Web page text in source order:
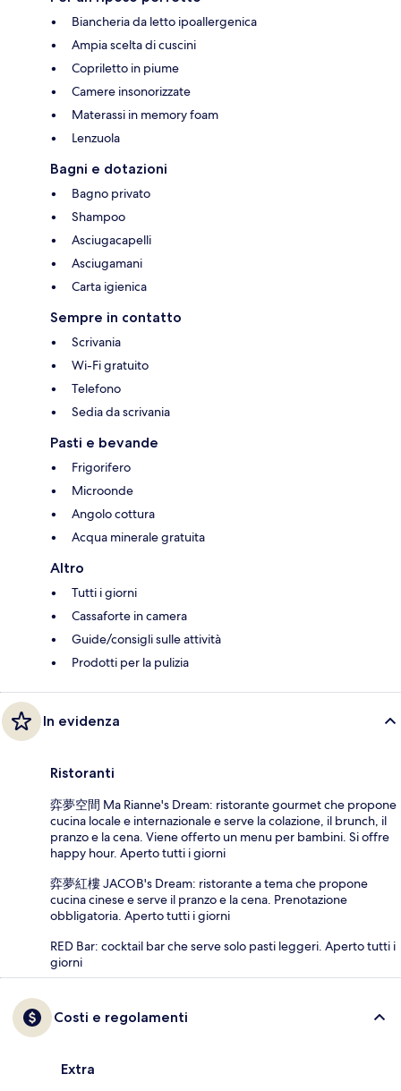
Biancheria da letto ipoallergenica
Ampia scelta di cuscini
Copriletto in piume
Camere insonorizzate
Materassi in memory foam
Lenzuola
Bagni e dotazioni
Bagno privato
Shampoo
Asciugacapelli
Asciugamani
Carta igienica
Sempre in contatto
Scrivania
Wi-Fi gratuito
Telefono
Sedia da scrivania
Pasti e bevande
Frigorifero
Microonde
Angolo cottura
Acqua minerale gratuita
Altro
Tutti i giorni
Cassaforte in camera
Guide/consigli sulle attività
Prodotti per la pulizia
In evidenza
Ristoranti
弈夢空間 Ma Rianne's Dream: ristorante gourmet che propone
cucina locale e internazionale e serve la colazione, il brunch, il
pranzo e la cena. Viene offerto un menu per bambini. Si offre
happy hour. Aperto tutti i giorni
弈夢紅樓 JACOB's Dream: ristorante a tema che propone
cucina cinese e serve il pranzo e la cena. Prenotazione
obbligatoria. Aperto tutti i giorni
RED Bar: cocktail bar che serve solo pasti leggeri. Aperto tutti i
giorni
Costi e regolamenti
Extra